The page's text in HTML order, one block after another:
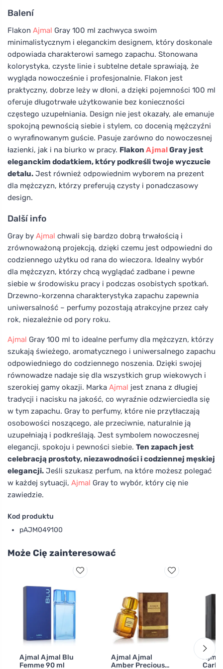
Balení
Flakon Ajmal Gray 100 ml zachwyca swoim
minimalistycznym i eleganckim designem, który doskonale
odpowiada charakterowi samego zapachu. Stonowana
kolorystyka, czyste linie i subtelne detale sprawiają, że
wygląda nowocześnie i profesjonalnie. Flakon jest
praktyczny, dobrze leży w dłoni, a dzięki pojemności 100 ml
oferuje długotrwałe użytkowanie bez konieczności
częstego uzupełniania. Design nie jest okazały, ale emanuje
spokojną pewnością siebie i stylem, co docenią mężczyźni
o wyrafinowanym guście. Pasuje zarówno do nowoczesnej
łazienki, jak i na biurko w pracy. Flakon AjmalGray jest
eleganckim dodatkiem, który podkreśli twoje wyczucie
detalu. Jest również odpowiednim wyborem na prezent
dla mężczyzn, którzy preferują czysty i ponadczasowy
design.
Další info
Gray by Ajmal chwali się bardzo dobrą trwałością i
zrównoważoną projekcją, dzięki czemu jest odpowiedni do
codziennego użytku od rana do wieczora. Idealny wybór
dla mężczyzn, którzy chcą wyglądać zadbane i pewne
siebie w środowisku pracy i podczas osobistych spotkań.
Drzewno-korzenna charakterystyka zapachu zapewnia
uniwersalność – perfumy pozostają atrakcyjne przez cały
rok, niezależnie od pory roku.
Ajmal Gray 100 ml to idealne perfumy dla mężczyzn, którzy
szukają świeżego, aromatycznego i uniwersalnego zapachu
odpowiedniego do codziennego noszenia. Dzięki swojej
równowadze nadaje się dla wszystkich grup wiekowych i
szerokiej gamy okazji. Marka Ajmal jest znana z długiej
tradycji i nacisku na jakość, co wyraźnie odzwierciedla się
w tym zapachu. Gray to perfumy, które nie przytłaczają
osobowości noszącego, ale przeciwnie, naturalnie ją
uzupełniają i podkreślają. Jest symbolem nowoczesnej
elegancji, spokoju i pewności siebie. Ten zapach jest
celebracją prostoty, niezawodności i codziennej męskiej
elegancji. Jeśli szukasz perfum, na które możesz polegać
w każdej sytuacji, Ajmal Gray to wybór, który cię nie
zawiedzie.
Kod produktu
pAJM049100
Może Cię zainteresować
Ajmal Ajmal Blu
Femme 90 ml
Ajmal Ajmal
Amber Precious